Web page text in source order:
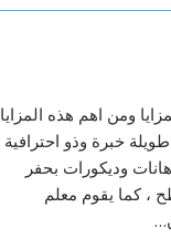
ومن اهم هذه المزايا
خبرة وذو احترافية
وديكورات بحفر
، كما يقوم معلم